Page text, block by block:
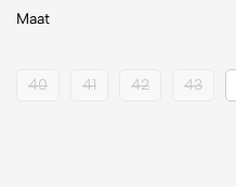
Maat
40 41 42 43